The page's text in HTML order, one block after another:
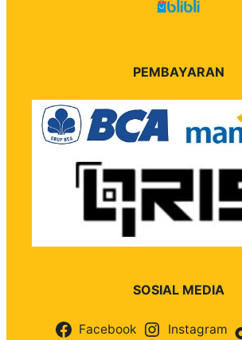
PEMBAYARAN
SOSIAL MEDIA
Facebook Instagram